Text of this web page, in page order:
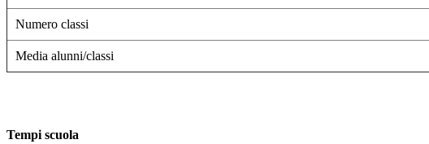
Numero classi
Media alunni/classi
Tempi scuola